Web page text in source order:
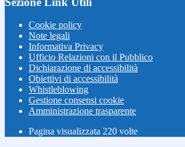
Cookie policy
Note legali
Informativa Privacy
Ufficio Relazioni con il Pubblico
Dichiarazione di accessibilità
Obiettivi di accessibilità
Whistleblowing
Gestione consensi cookie
Amministrazione trasparente
Pagina visualizzata 220 volte